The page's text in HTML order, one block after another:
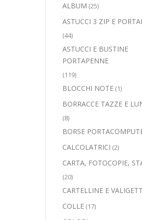
ALBUM (25)
ASTUCCI 3 ZIP E
(44)
ASTUCCI E BUSTINE
PORTAPENNE
(119)
BLOCCHI NOTE (1)
BORRACCE TAZZE E
(8)
BORSE
CALCOLATRICI (2)
CARTA, FOTOCOPIE,
(20)
CARTELLINE E
COLLE (17)